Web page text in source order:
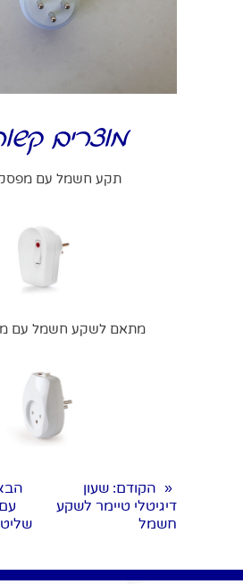
מוצרים
תקע חשמל עם
מתאם לשקע חשמל עם
« הקודם: שעון
דיגיטלי טיימר לשקע
חשמל